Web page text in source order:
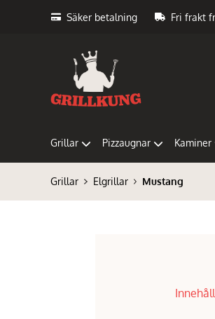
Säker betalning Fri frakt
Grillar Pizzaugnar Kaminer
Grillar Elgrillar Mustang